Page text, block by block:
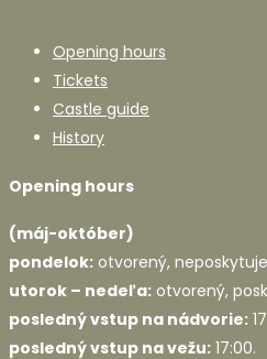
Opening hours
Tickets
Castle guide
History
Opening hours
(máj-október)
pondelok: otvorený,
utorok – nedeľa: otvorený,
posledný vstup na nádvorie:
posledný vstup na vežu: 17:00.